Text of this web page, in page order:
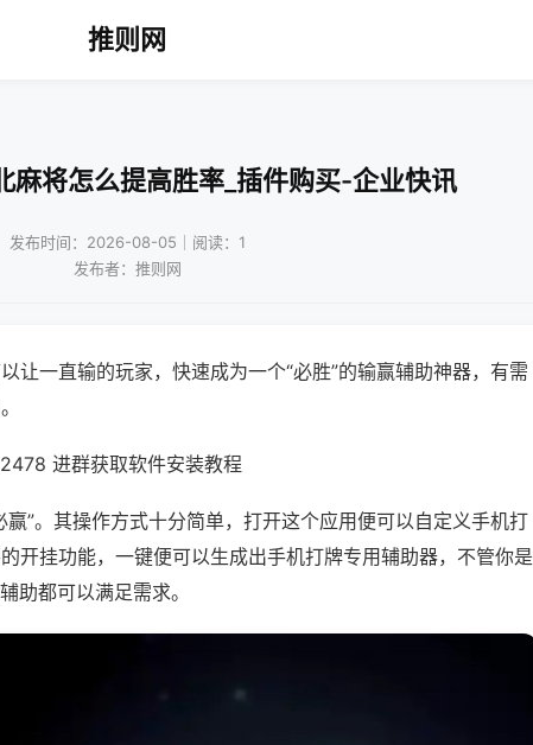
推则网
麻将怎么提高胜率_插件购买-企业快讯
发布时间：2026-08-05｜阅读：1
发布者：推则网
让一直输的玩家，快速成为一个“必胜”的输赢辅助神器，有需
进群获取软件安装教程
”。其操作方式十分简单，打开这个应用便可以自定义手机打
开挂功能，一键便可以生成出手机打牌专用辅助器，不管你是
助都可以满足需求。